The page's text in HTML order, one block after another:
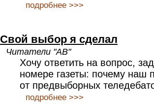
подробнее >>>
Свой выбор я сделал
Читатели "АВ"
Хочу ответить на вопрос,
номере газеты: почему наш
от предвыборных
подробнее >>>